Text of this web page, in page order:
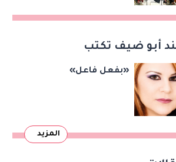
هامش اجتماعات
أبو ضيف تكتب
«بفعل فاعل»
المزيد